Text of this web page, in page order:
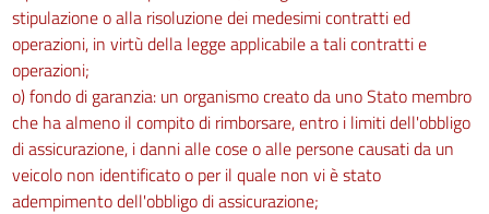
stipulazione o alla risoluzione dei medesimi contratti ed
operazioni, in virtù della legge applicabile a tali contratti e
operazioni;
o) fondo di garanzia: un organismo creato da uno Stato membro
che ha almeno il compito di rimborsare, entro i limiti dell'obbligo
di assicurazione, i danni alle cose o alle persone causati da un
veicolo non identificato o per il quale non vi è stato
adempimento dell'obbligo di assicurazione;